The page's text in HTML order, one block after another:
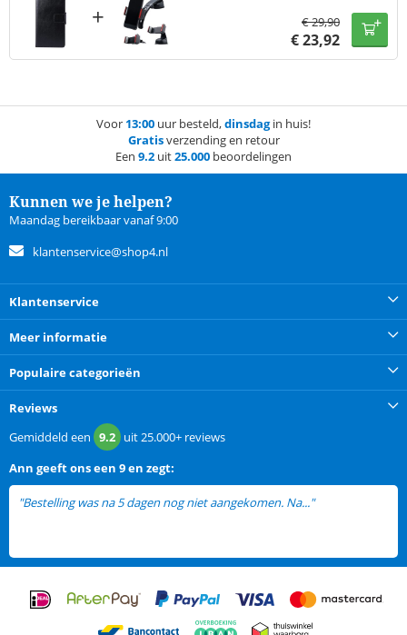
+ €29,90
€23,92
Voor 13:00 uur besteld,dinsdagin huis!
Gratisverzending en retour
Een 9.2 uit25.000 beoordelingen
Kunnen we je helpen?
Maandag bereikbaar vanaf 9:00
klantenservice@shop4.nl
Klantenservice
Meer informatie
Populaire categorieën
Reviews
Gemiddeld een 9.2 uit25.000+ reviews
Ann geeft ons een 9 en zegt:
"Bestelling was na 5 dagen nog niet aangekomen. Na..."